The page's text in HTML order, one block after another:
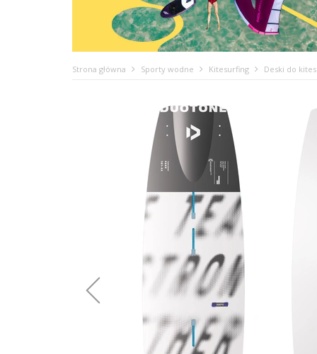
Strona główna Sporty wodne Kitesurfing Deski do